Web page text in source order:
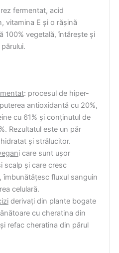
fermentat, acid
vitamina E și o rășină
100% vegetală, întărește și
: procesul de hiper-
antioxidantă cu 20%,
cu 61% și conținutul de
Rezultatul este un păr
și strălucitor.
i care sunt ușor
scalp și care cresc
îmbunătățesc fluxul sanguin
celulară.
derivați din plante bogate
cu cheratina din
refac cheratina din părul